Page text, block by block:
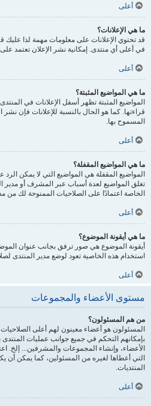
أعلى
ما هي الإعلانات؟
قد تحتوي الإعلانات على معلومات مهمة لذا عليك
في أعلى أي منتدى. إمكانية نشر الإعلان تعتمد
أعلى
ما هي المواضيع المثبتة؟
المواضيع المثبتة تظهر أسفل الإعلانات في
قراءتها. كما هو الحال بالنسبة للإعلانات فإن نشر
المسموح بها.
أعلى
ما هي المواضيع المقفلة؟
المواضيع المقفلة هي المواضيع التي لا يمكن الرد
تغلق المواضيع لعدة أسباب عبر المشرف أو مدير
الخاصة اعتمادًا على الصلاحيات الممنوحة لك من
أعلى
ما هي أيقونة الموضوع؟
أيقونة الموضوع هي صور ترفق بجانب عنوان
استخدام هذه الخاصية تعود لوضع مدير المنتدى
أعلى
مستوى الأعضاء والمجموعات
من هم المسئولون؟
المسئولون هو أعضاء معينون لهم أعلى الصلاحيات
بإمكانهم التحكم في جميع جوانب عمليات
الأعضاء، وإنشاء المجموعات والمشرفين... إلخ.
التي أعطاها لغيره من المسئولين، كما يمكن
المنتديات.
أعلى